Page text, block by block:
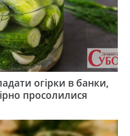
огірки в банки,
просолилися